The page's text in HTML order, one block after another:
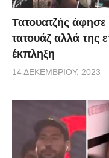
Τατουατζής άφησε
τατουάζ αλλά της
έκπληξη
14 ΔΕΚΕΜΒΡΊΟΥ, 2023